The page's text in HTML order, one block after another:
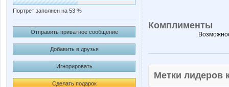
Портрет заполнен на 53 %
Отправить приватное сообщение
Добавить в друзья
Игнорировать
Сделать подарок
Комплименты
Метки